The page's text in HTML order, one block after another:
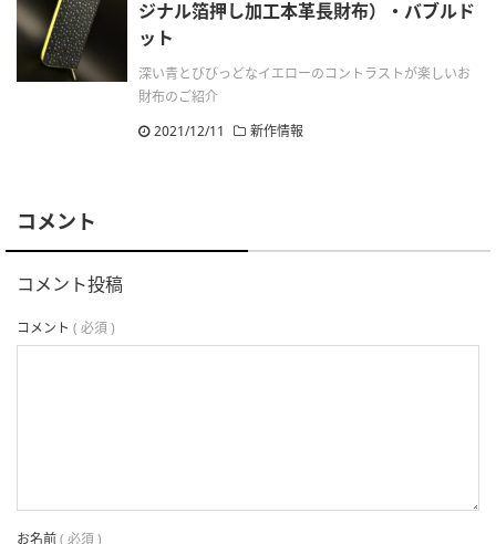
ジナル箔押し加工本革長財布）・バブルド
ット
深い青とびびっどなイエローのコントラストが楽しいお
財布のご紹介
2021/12/11
新作情報
コメント
コメント投稿
コメント ( 必須 )
お名前( 必須 )